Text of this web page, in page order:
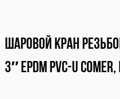
Шаровой кран
3″ EPDM PVC-U